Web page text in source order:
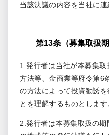
当該決議の内容を当社に連
第13条（募集取扱
1.発行者は当社が本募集
方法等、金商業等府令第6
の方法によって投資勧誘
とを理解するものとします
2.発行者は本募集取扱の